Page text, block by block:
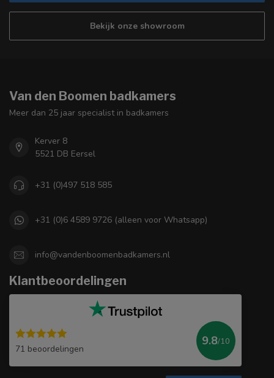
Bekijk onze showroom
Van den Boomen badkamers
Meer dan 25 jaar specialist in badkamers
Kerver 8
5521 DB Eersel
+31 (0)497 518 585
+31 (0)6 4589 9726 (alleen voor Whatsapp)
info@vandenboomenbadkamers.nl
Klantbeoordelingen
71 beoordelingen
9.8/10